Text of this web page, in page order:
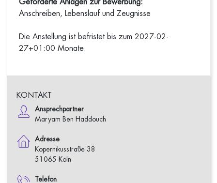
Geforderte Anlagen zur Bewerbung:
Anschreiben, Lebenslauf und Zeugnisse
Die Anstellung ist befristet bis zum 2027-02-
27+01:00 Monate.
KONTAKT
Ansprechpartner
Maryam Ben Haddouch
Adresse
Kopernikusstraße 38
51065 Köln
Telefon